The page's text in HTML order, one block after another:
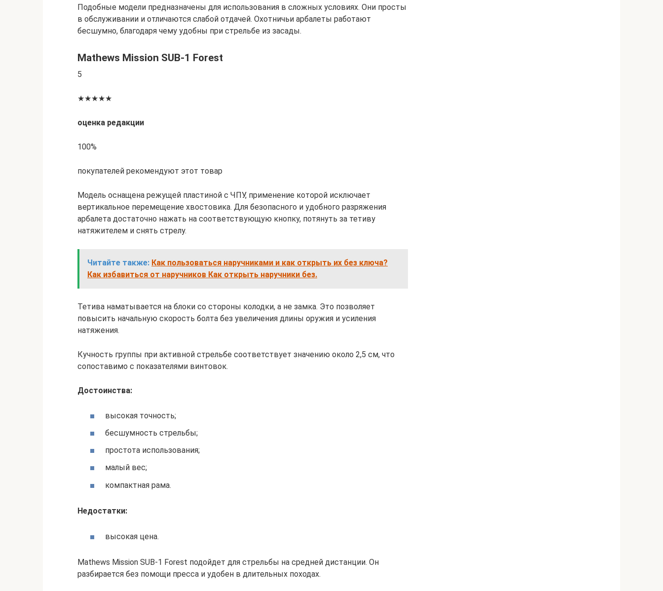
Подобные модели предназначены для использования в сложных условиях. Они просты
в обслуживании и отличаются слабой отдачей. Охотничьи арбалеты работают
бесшумно, благодаря чему удобны при стрельбе из засады.
Mathews Mission SUB-1 Forest
5
★★★★★
оценка редакции
100%
покупателей рекомендуют этот товар
Модель оснащена режущей пластиной с ЧПУ, применение которой исключает
вертикальное перемещение хвостовика. Для безопасного и удобного разряжения
арбалета достаточно нажать на соответствующую кнопку, потянуть за тетиву
натяжителем и снять стрелу.
Читайте также: Как пользоваться наручниками и как открыть их без ключа?
Как избавиться от наручников Как открыть наручники без.
Тетива наматывается на блоки со стороны колодки, а не замка. Это позволяет
повысить начальную скорость болта без увеличения длины оружия и усиления
натяжения.
Кучность группы при активной стрельбе соответствует значению около 2,5 см, что
сопоставимо с показателями винтовок.
Достоинства:
высокая точность;
бесшумность стрельбы;
простота использования;
малый вес;
компактная рама.
Недостатки:
высокая цена.
Mathews Mission SUB-1 Forest подойдет для стрельбы на средней дистанции. Он
разбирается без помощи пресса и удобен в длительных походах.